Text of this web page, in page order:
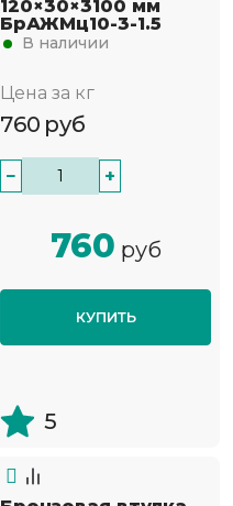
120×30×3100 мм
БрАЖМц10-3-1.5
В наличии
Цена за кг
760 руб
− +
760 руб
КУПИТЬ
5